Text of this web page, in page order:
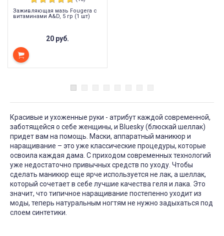
Заживляющая мазь Fougera с
витаминами A&D, 5 гр (1 шт)
20 руб.
Красивые и ухоженные руки - атрибут каждой современной,
заботящейся о себе женщины, и Bluesky (блюскай шеллак)
придет вам на помощь. Маски, аппаратный маникюр и
наращивание – это уже классические процедуры, которые
освоила каждая дама. С приходом современных технологий
уже недостаточно привычных средств по уходу. Чтобы
сделать маникюр еще ярче используется не лак, а шеллак,
который сочетает в себе лучшие качества геля и лака. Это
значит, что типичное наращивание постепенно уходит из
моды, теперь натуральным ногтям не нужно задыхаться под
слоем синтетики.